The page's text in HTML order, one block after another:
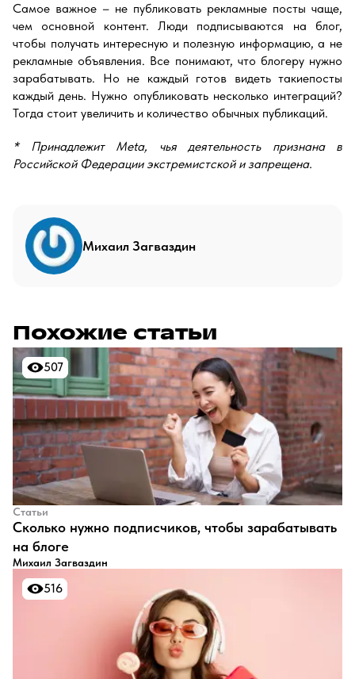
Самое важное – не публиковать рекламные посты чаще,
чем основной контент. Люди подписываются на блог,
чтобы получать интересную и полезную информацию, а не
рекламные объявления. Все понимают, что блогеру нужно
зарабатывать. Но не каждый готов видеть такиепосты
каждый день. Нужно опубликовать несколько интеграций?
Тогда стоит увеличить и количество обычных публикаций.
* Принадлежит Meta, чья деятельность признана в
Российской Федерации экстремистской и запрещена.
Михаил Загваздин
Похожие статьи
507
507
Статьи
​Сколько нужно подписчиков, чтобы зарабатывать
на блоге
Михаил Загваздин
516
516